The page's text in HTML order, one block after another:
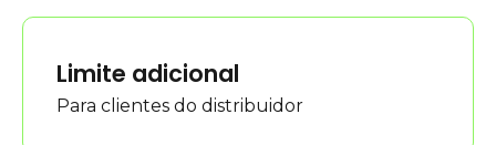
Limite adicional
Para clientes do distribuidor